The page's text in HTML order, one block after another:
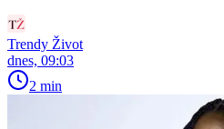
Trendy Život
dnes, 09:03
2 min